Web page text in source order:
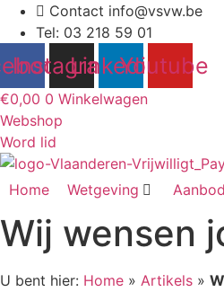
Contact info@vsvw.be
Tel: 03 218 59 01
Instagram
LinkedinYoutube
€0,00 0 Winkelwagen
Webshop
Word lid
Home Wetgeving Aanbod
Wij wensen
U bent hier: Home » Artikels »